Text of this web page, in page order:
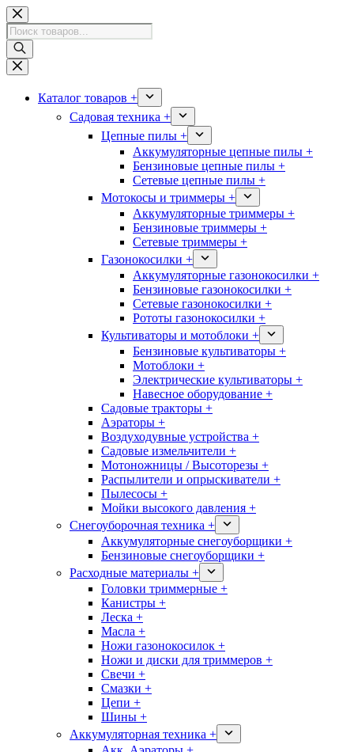
Перейти
к
сути
Поиск
товаров
Каталог товаров +
Садовая техника +
Цепные пилы +
Аккумуляторные цепные пилы +
Бензиновые цепные пилы +
Сетевые цепные пилы +
Мотокосы и триммеры +
Аккумуляторные триммеры +
Бензиновые триммеры +
Сетевые триммеры +
Газонокосилки +
Аккумуляторные газонокосилки +
Бензиновые газонокосилки +
Сетевые газонокосилки +
Рототы газонокосилки +
Культиваторы и мотоблоки +
Бензиновые культиваторы +
Мотоблоки +
Электрические культиваторы +
Навесное оборудование +
Садовые тракторы +
Аэраторы +
Воздуходувные устройства +
Садовые измельчители +
Мотоножницы / Высоторезы +
Распылители и опрыскиватели +
Пылесосы +
Мойки высокого давления +
Снегоуборочная техника +
Аккумуляторные снегоуборщики +
Бензиновые снегоуборщики +
Расходные материалы +
Головки триммерные +
Канистры +
Леска +
Масла +
Ножи газонокосилок +
Ножи и диски для триммеров +
Свечи +
Смазки +
Цепи +
Шины +
Аккумуляторная техника +